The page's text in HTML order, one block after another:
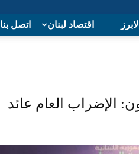
اتصل بنا اقتصاد لبنان الابرز
الإضراب العام عائد